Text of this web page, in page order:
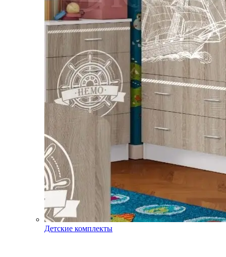
Детские комплекты